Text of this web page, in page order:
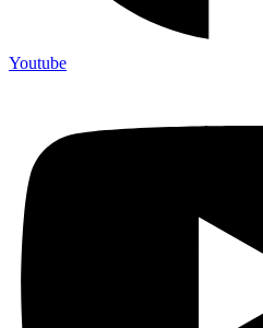
Youtube